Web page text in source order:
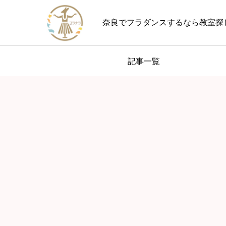
奈良でフラダンスするなら教室
記事一覧